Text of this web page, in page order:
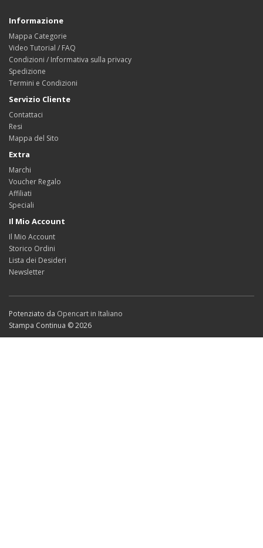
Informazione
Mappa Categorie
Video Tutorial / FAQ
Condizioni / Informativa sulla privacy
Spedizione
Termini e Condizioni
Servizio Cliente
Contattaci
Resi
Mappa del Sito
Extra
Marchi
Voucher Regalo
Affiliati
Speciali
Il Mio Account
Il Mio Account
Storico Ordini
Lista dei Desideri
Newsletter
Potenziato da Opencart in Italiano
Stampa Continua © 2026